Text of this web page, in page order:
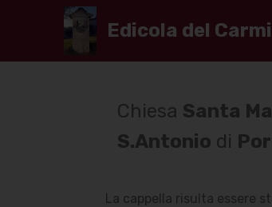
Chiesa Santa
S.Antonio di
La cappella risulta essere
Edicola del